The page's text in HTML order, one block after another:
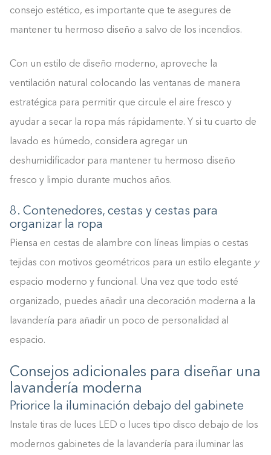
consejo estético, es importante que te asegures de
mantener tu hermoso diseño a salvo de los incendios.
Con un estilo de diseño moderno, aproveche la
ventilación natural colocando las ventanas de manera
estratégica para permitir que circule el aire fresco y
ayudar a secar la ropa más rápidamente. Y si tu cuarto de
lavado es húmedo, considera agregar un
deshumidificador para mantener tu hermoso diseño
fresco y limpio durante muchos años.
8. Contenedores, cestas y cestas para
organizar la ropa
Piensa en cestas de alambre con líneas limpias o cestas
tejidas con motivos geométricos para un estilo elegante y
espacio moderno y funcional. Una vez que todo esté
organizado, puedes añadir una decoración moderna a la
lavandería para añadir un poco de personalidad al
espacio.
Consejos adicionales para diseñar una
lavandería moderna
Priorice la iluminación debajo del gabinete
Instale tiras de luces LED o luces tipo disco debajo de los
modernos gabinetes de la lavandería para iluminar las
Construyendo el
0%